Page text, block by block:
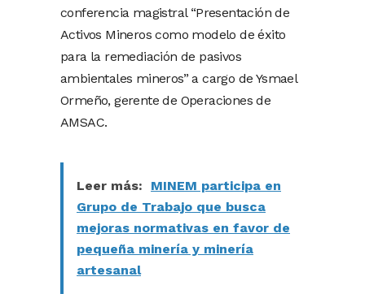
conferencia magistral “Presentación de
Activos Mineros como modelo de éxito
para la remediación de pasivos
ambientales mineros” a cargo de Ysmael
Ormeño, gerente de Operaciones de
AMSAC.
Leer más:
MINEM participa en
Grupo de Trabajo que busca
mejoras normativas en favor de
pequeña minería y minería
artesanal